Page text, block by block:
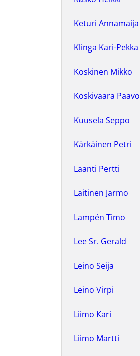
Keturi Annamaija
Klinga Kari-Pekka
Koskinen Mikko
Koskivaara Paavo
Kuusela Seppo
Kärkäinen Petri
Laanti Pertti
Laitinen Jarmo
Lampén Timo
Lee Sr. Gerald
Leino Seija
Leino Virpi
Liimo Kari
Liimo Martti